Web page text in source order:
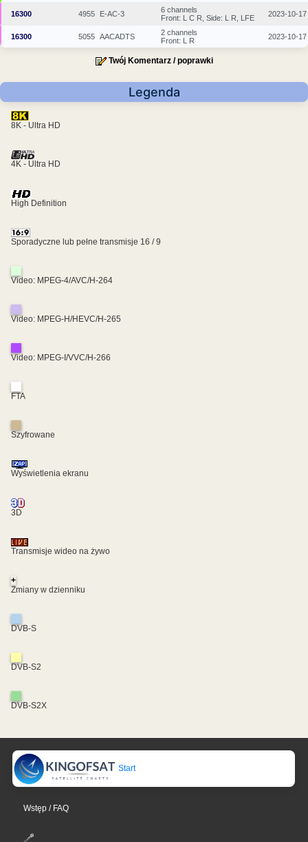
16300 4955 E-AC-3
6 channels
Front: L C R, Side: L R, LFE
2023-10-17
16300 5055 AACADTS
2 channels
Front: L R
2023-10-17
Twój Komentarz / poprawki
Legenda
8K - Ultra HD
4K - Ultra HD
High Definition
Sporadyczne lub pełne transmisje 16 / 9
Video: MPEG-4/AVC/H-264
Video: MPEG-H/HEVC/H-265
Video: MPEG-I/VVC/H-266
FTA
Szyfrowane
Wyświetlenia ekranu
3D
Transmisje wideo na żywo
+
Zmiany w dzienniku
DVB-S
DVB-S2
DVB-S2X
Start
Wstęp / FAQ